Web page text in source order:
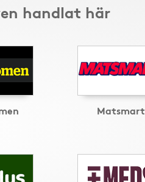
handlat här
Matsmart